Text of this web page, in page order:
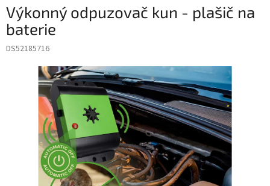
Výkonný odpuzovač kun - plašič na
baterie
DS52185716